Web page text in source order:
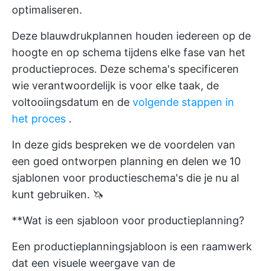
optimaliseren.
Deze blauwdrukplannen houden iedereen op de
hoogte en op schema tijdens elke fase van het
productieproces. Deze schema's specificeren
wie verantwoordelijk is voor elke taak, de
voltooiingsdatum en de volgende stappen in
het proces .
In deze gids bespreken we de voordelen van
een goed ontworpen planning en delen we 10
sjablonen voor productieschema's die je nu al
kunt gebruiken. 🦄
**Wat is een sjabloon voor productieplanning?
Een productieplanningsjabloon is een raamwerk
dat een visuele weergave van de